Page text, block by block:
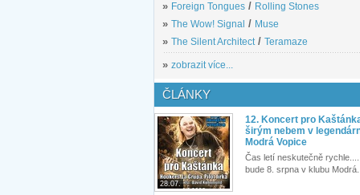
» Foreign Tongues / Rolling Stones
» The Wow! Signal / Muse
» The Silent Architect/ Teramaze
» zobrazit více...
ČLÁNKY
28.07.
12. Koncert pro
širým nebem v
Modrá Vopice
Čas letí neskutečně
bude 8. srpna v klubu Modrá...